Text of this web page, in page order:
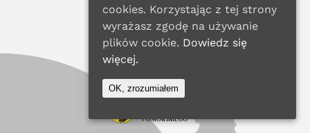
cookies. Korzystając z tej strony
wyrażasz zgodę na używanie
plików cookie. Dowiedz się
więcej.
OK, zrozumiałem